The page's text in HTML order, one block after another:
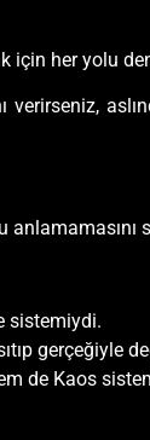
her yolu
verirseniz,
sistemiydi.
gerçeğiyle
de Kaos